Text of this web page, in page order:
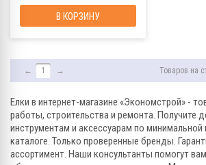
В КОРЗИНУ
← 1 → Товаров на
Елки в интернет-магазине «Экономстрой» -
работы, строительства и ремонта. Получите
инструментам и аксессуарам по
каталоге. Только проверенные бренды.
ассортимент. Наши консультанты помогут